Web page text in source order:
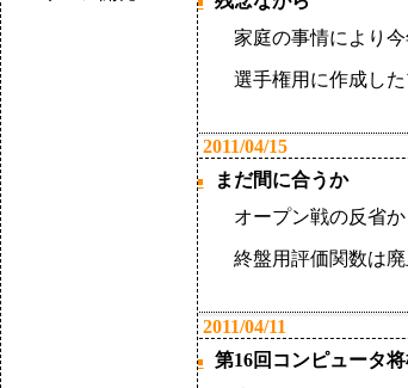
家庭の事情により
選手権用に作成し
2011/04/15
■
まだ間に合うか
オープン戦の反省
終盤用評価関数は
2011/04/11
■
第16回コンピュータ